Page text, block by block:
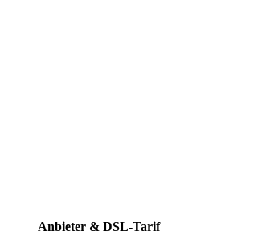
Anbieter & DSL-Tarif